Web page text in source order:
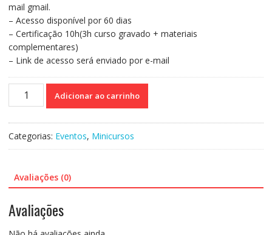
mail gmail.
– Acesso disponível por 60 dias
– Certificação 10h(3h curso gravado + materiais
complementares)
– Link de acesso será enviado por e-mail
Curso
para
Idosos
Adicionar ao carrinho
Categorias: Eventos, Minicursos
Avaliações (0)
Avaliações